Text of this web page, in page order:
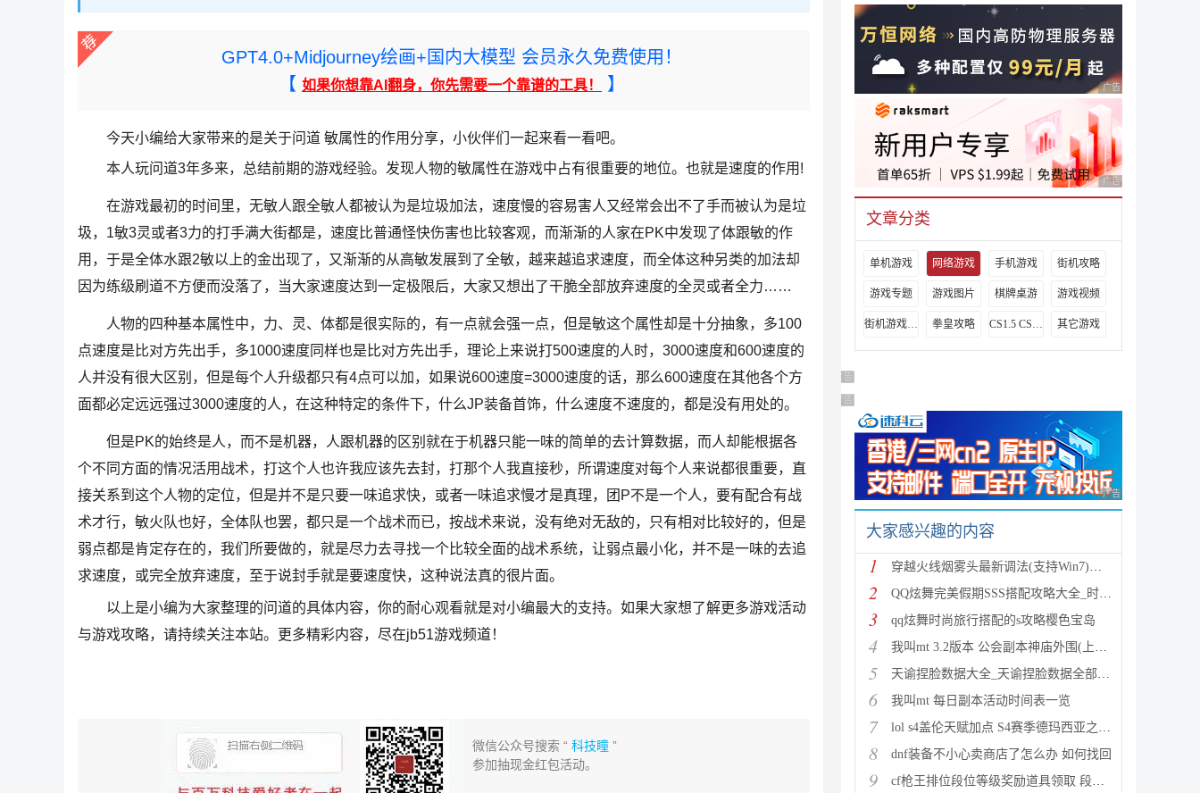
GPT4.0+Midjourney绘画+国内大模型 会员永久免费使用！
【 如果你想靠AI翻身，你先需要一个靠谱的工具！ 】
今天小编给大家带来的是关于问道 敏属性的作用分享，小伙伴们一起来看一看吧。
本人玩问道3年多来，总结前期的游戏经验。发现人物的敏属性在游戏中占有很重要的地位。也就是速度的作用!
在游戏最初的时间里，无敏人跟全敏人都被认为是垃圾加法，速度慢的容易害人又经常会出不了手而被认为是垃
圾，1敏3灵或者3力的打手满大街都是，速度比普通怪快伤害也比较客观，而渐渐的人家在PK中发现了体跟敏的作
用，于是全体水跟2敏以上的金出现了，又渐渐的从高敏发展到了全敏，越来越追求速度，而全体这种另类的加法却
因为练级刷道不方便而没落了，当大家速度达到一定极限后，大家又想出了干脆全部放弃速度的全灵或者全力……
人物的四种基本属性中，力、灵、体都是很实际的，有一点就会强一点，但是敏这个属性却是十分抽象，多100
点速度是比对方先出手，多1000速度同样也是比对方先出手，理论上来说打500速度的人时，3000速度和600速度的
人并没有很大区别，但是每个人升级都只有4点可以加，如果说600速度=3000速度的话，那么600速度在其他各个方
面都必定远远强过3000速度的人，在这种特定的条件下，什么JP装备首饰，什么速度不速度的，都是没有用处的。
但是PK的始终是人，而不是机器，人跟机器的区别就在于机器只能一味的简单的去计算数据，而人却能根据各
个不同方面的情况活用战术，打这个人也许我应该先去封，打那个人我直接秒，所谓速度对每个人来说都很重要，直
接关系到这个人物的定位，但是并不是只要一味追求快，或者一味追求慢才是真理，团P不是一个人，要有配合有战
术才行，敏火队也好，全体队也罢，都只是一个战术而已，按战术来说，没有绝对无敌的，只有相对比较好的，但是
弱点都是肯定存在的，我们所要做的，就是尽力去寻找一个比较全面的战术系统，让弱点最小化，并不是一味的去追
求速度，或完全放弃速度，至于说封手就是要速度快，这种说法真的很片面。
以上是小编为大家整理的问道的具体内容，你的耐心观看就是对小编最大的支持。如果大家想了解更多游戏活动
与游戏攻略，请持续关注本站。更多精彩内容，尽在jb51游戏频道！
微信公众号搜索 “科技瞳 ”
参加抽现金红包活动。
广告 商业广告，理性
广告 商业广告，理性
文章分类
单机游戏 网络游戏 手机游戏 街机攻略
游戏专题 游戏图片 棋牌桌游 游戏视频
街机游戏出招表 拳皇攻略 CS1.5 CS1.6攻略 其它游戏
广告 商业广告，理性选择
广告 商业广告，理性选择
广告 商业广告，理性
大家感兴趣的内容
1 穿越火线烟雾头最新调法(支持Win7)图文攻略
2 QQ炫舞完美假期SSS搭配攻略大全_时尚旅行完美假期1-15
3 qq炫舞时尚旅行搭配的s攻略樱色宝岛
4 我叫mt 3.2版本 公会副本神庙外围(上层)攻略心得
5 天谕捏脸数据大全_天谕捏脸数据全部汇总
6 我叫mt 每日副本活动时间表一览
7 lol s4盖伦天赋加点 S4赛季德玛西亚之力符文与出装推
8 dnf装备不小心卖商店了怎么办 如何找回
9 cf枪王排位段位等级奖励道具领取 段位等级奖励大全